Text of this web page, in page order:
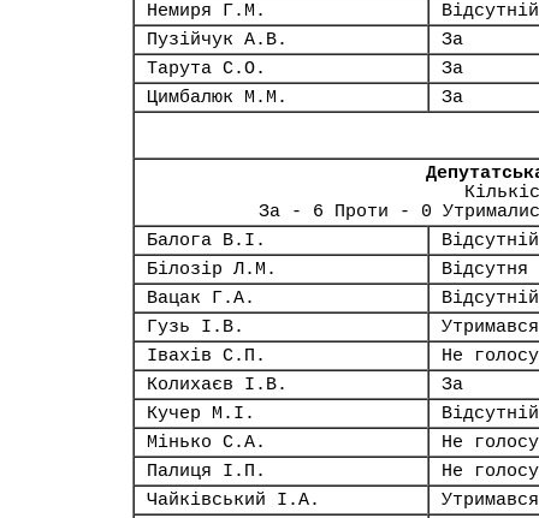
Немиря Г.М.
Відсутній
Пузійчук А.В.
За
Тарута С.О.
За
Цимбалюк М.М.
За
За - 6 Проти - 0
Балога В.І.
Відсутній
Білозір Л.М.
Відсутня
Вацак Г.А.
Відсутній
Гузь І.В.
Утримався
Івахів С.П.
Не
Колихаєв І.В.
За
Кучер М.І.
Відсутній
Мінько С.А.
Не
Палиця І.П.
Не
Чайківський І.А.
Утримався